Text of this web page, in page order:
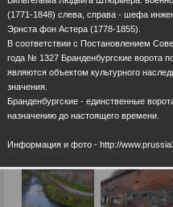
(1771-1848) слева, справа - шефа
Эрнста фон Астера (1778-1855).
В соответствии с Постановлением
года № 1327 Бранденбургские ворота
являются объектом культурного
значения.
Бранденбургские - единственные
назначению до настоящего времени.
Информация и фото - http://